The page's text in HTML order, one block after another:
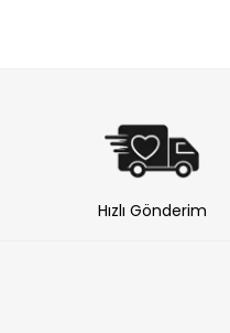
Hızlı Gönderim